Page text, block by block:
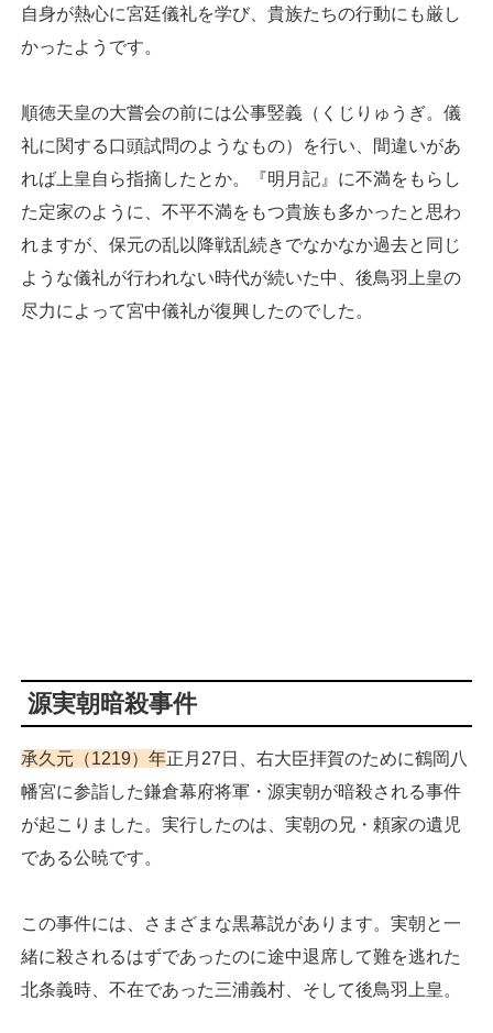
自身が熱心に宮廷儀礼を学び、貴族たちの行動にも厳し
かったようです。
順徳天皇の大嘗会の前には公事竪義（くじりゅうぎ。儀
礼に関する口頭試問のようなもの）を行い、間違いがあ
れば上皇自ら指摘したとか。『明月記』に不満をもらし
た定家のように、不平不満をもつ貴族も多かったと思わ
れますが、保元の乱以降戦乱続きでなかなか過去と同じ
ような儀礼が行われない時代が続いた中、後鳥羽上皇の
尽力によって宮中儀礼が復興したのでした。
源実朝暗殺事件
承久元（1219）年正月27日、右大臣拝賀のために鶴岡八
幡宮に参詣した鎌倉幕府将軍・源実朝が暗殺される事件
が起こりました。実行したのは、実朝の兄・頼家の遺児
である公暁です。
この事件には、さまざまな黒幕説があります。実朝と一
緒に殺されるはずであったのに途中退席して難を逃れた
北条義時、不在であった三浦義村、そして後鳥羽上皇。